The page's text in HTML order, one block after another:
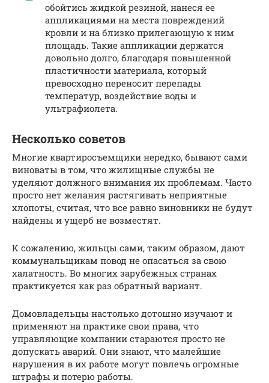
обойтись жидкой резиной, нанеся ее
аппликациями на места повреждений
кровли и на близко прилегающую к ним
площадь. Такие аппликации держатся
довольно долго, благодаря повышенной
пластичности материала, который
превосходно переносит перепады
температур, воздействие воды и
ультрафиолета.
Несколько советов
Многие квартиросъемщики нередко, бывают сами
виноваты в том, что жилищные службы не
уделяют должного внимания их проблемам. Часто
просто нет желания растягивать неприятные
хлопоты, считая, что все равно виновники не будут
найдены и ущерб не возместят.
К сожалению, жильцы сами, таким образом, дают
коммунальщикам повод не опасаться за свою
халатность. Во многих зарубежных странах
практикуется как раз обратный вариант.
Домовладельцы настолько дотошно изучают и
применяют на практике свои права, что
управляющие компании стараются просто не
допускать аварий. Они знают, что малейшие
нарушения в их работе могут повлечь огромные
штрафы и потерю работы.